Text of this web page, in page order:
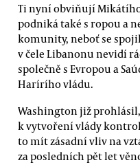
Ti nyní obviňují
podniká také s ropou a
komunity, neboť se
v čele Libanonu nevidí
společně s Evropou a
Harírího vládu.
Washington již
k vytvoření vlády
to mít zásadní vliv na
za posledních pět let